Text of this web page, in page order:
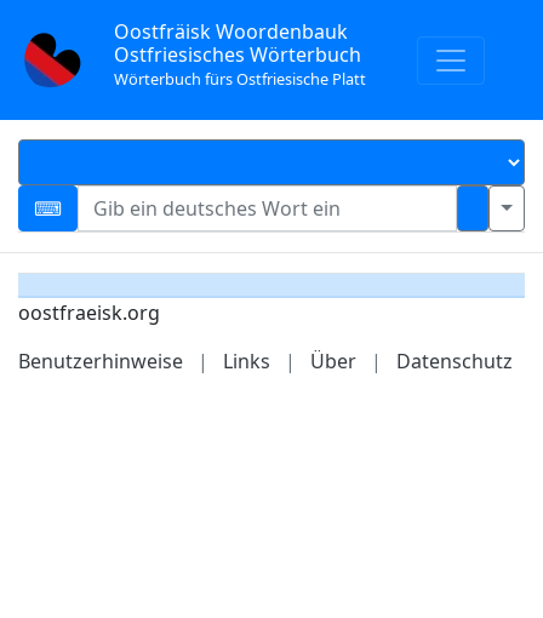
Oostfräisk Woordenbauk
Ostfriesisches Wörterbuch
Wörterbuch fürs Ostfriesische Platt
oostfraeisk.org
Benutzerhinweise
| Links | Über | Datenschutz